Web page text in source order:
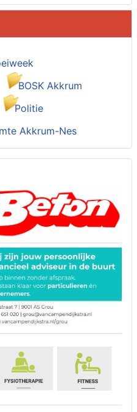
BOSK Akkrum
Politie
Akkrum-Nes